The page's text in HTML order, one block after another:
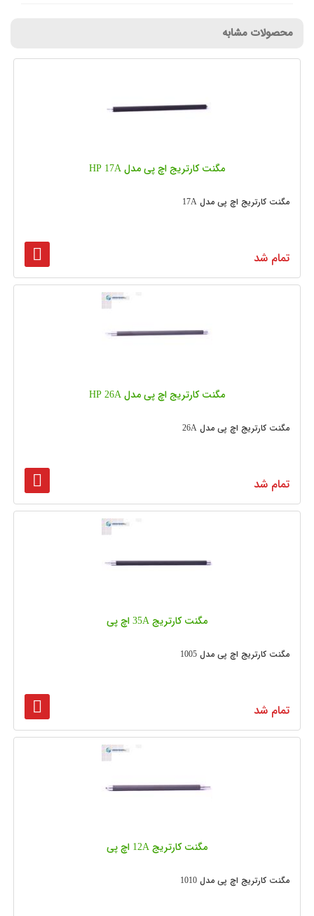
محصولات مشابه
مگنت کارتریج اچ پی مدل HP 17A
مگنت کارتریج اچ پی مدل 17A
تمام شد
مگنت کارتریج اچ پی مدل HP 26A
مگنت کارتریج اچ پی مدل 26A
تمام شد
مگنت کارتریج 35A اچ پی
مگنت کارتریج اچ پی مدل 1005
تمام شد
مگنت کارتریج 12A اچ پی
مگنت کارتریج اچ پی مدل 1010